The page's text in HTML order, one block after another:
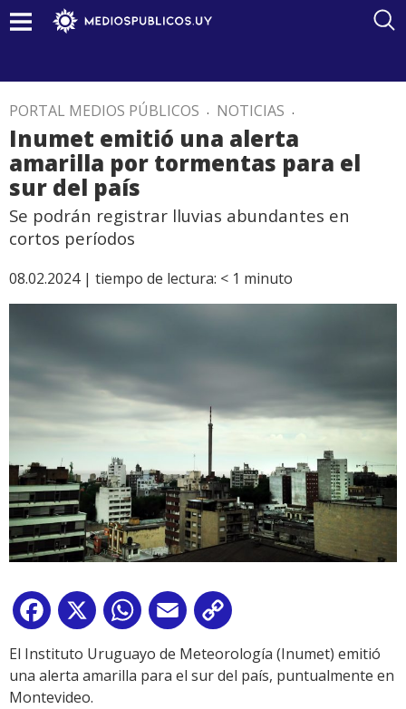
PORTAL MEDIOS PÚBLICOS . NOTICIAS .
Inumet emitió una alerta
amarilla por tormentas para el
sur del país
Se podrán registrar lluvias abundantes en
cortos períodos
08.02.2024 | tiempo de lectura: < 1 minuto
Facebook
X WhatsApp
Email
Link
El Instituto Uruguayo de Meteorología (Inumet) emitió
una alerta amarilla para el sur del país, puntualmente en
Montevideo.